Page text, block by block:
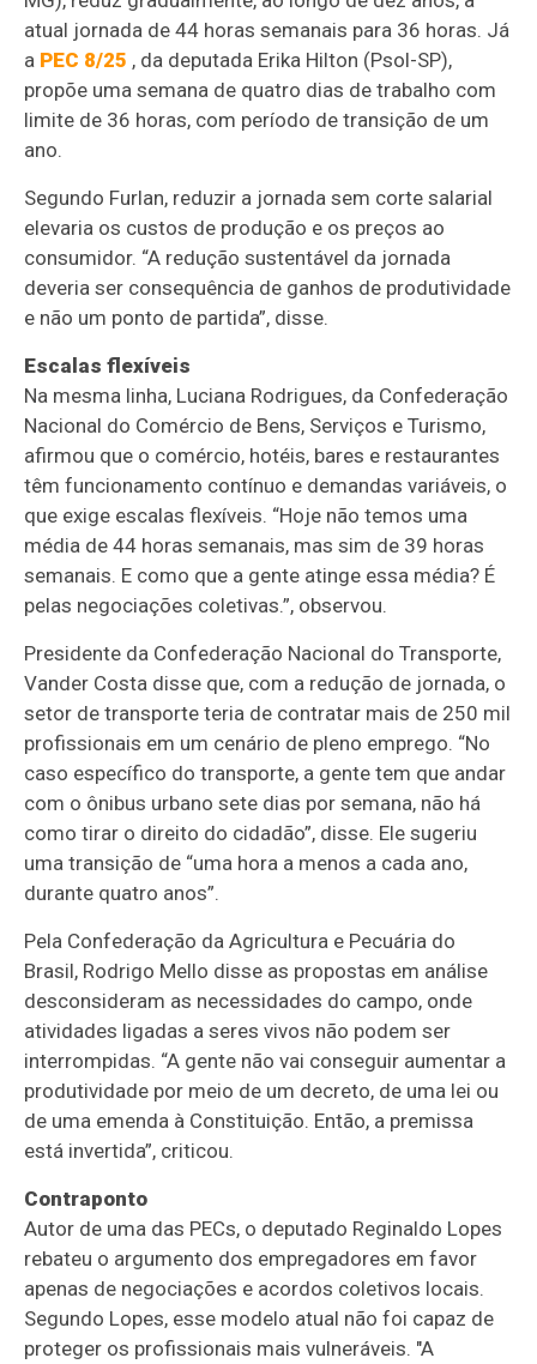
atual jornada de 44 horas semanais para 36 horas. Já
a PEC 8/25 , da deputada Erika Hilton (Psol-SP),
propõe uma semana de quatro dias de trabalho com
limite de 36 horas, com período de transição de um
ano.
Segundo Furlan, reduzir a jornada sem corte salarial
elevaria os custos de produção e os preços ao
consumidor. “A redução sustentável da jornada
deveria ser consequência de ganhos de produtividade
e não um ponto de partida”, disse.
Escalas flexíveis
Na mesma linha, Luciana Rodrigues, da Confederação
Nacional do Comércio de Bens, Serviços e Turismo,
afirmou que o comércio, hotéis, bares e restaurantes
têm funcionamento contínuo e demandas variáveis, o
que exige escalas flexíveis. “Hoje não temos uma
média de 44 horas semanais, mas sim de 39 horas
semanais. E como que a gente atinge essa média? É
pelas negociações coletivas.”, observou.
Presidente da Confederação Nacional do Transporte,
Vander Costa disse que, com a redução de jornada, o
setor de transporte teria de contratar mais de 250 mil
profissionais em um cenário de pleno emprego. “No
caso específico do transporte, a gente tem que andar
com o ônibus urbano sete dias por semana, não há
como tirar o direito do cidadão”, disse. Ele sugeriu
uma transição de “uma hora a menos a cada ano,
durante quatro anos”.
Pela Confederação da Agricultura e Pecuária do
Brasil, Rodrigo Mello disse as propostas em análise
desconsideram as necessidades do campo, onde
atividades ligadas a seres vivos não podem ser
interrompidas. “A gente não vai conseguir aumentar a
produtividade por meio de um decreto, de uma lei ou
de uma emenda à Constituição. Então, a premissa
está invertida”, criticou.
Contraponto
Autor de uma das PECs, o deputado Reginaldo Lopes
rebateu o argumento dos empregadores em favor
apenas de negociações e acordos coletivos locais.
Segundo Lopes, esse modelo atual não foi capaz de
proteger os profissionais mais vulneráveis. "A